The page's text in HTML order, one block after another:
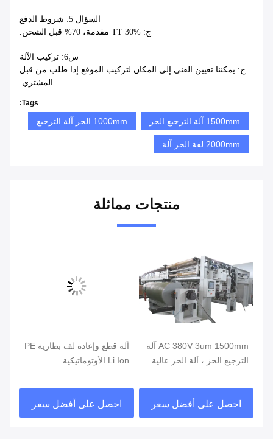
السؤال 5: شروط الدفع
ج: TT 30% مقدمة، 70% قبل الشحن.
س6: تركيب الآلة
ج: يمكننا تعيين الفني إلى المكان لتركيب الموقع إذا طلب من قبل
المشتري.
Tags:
1500mm آلة الترجيع الحز 1000mm الحز آلة الترجيع
2000mm لفة الحز آلة
منتجات مماثلة
AC 380V 3um 1500mm آلة
الترجيع الحز ، آلة الحز عالية
احصل على أفضل سعر
آلة قطع وإعادة لف بطارية PE
Li Ion الأوتوماتيكية
احصل على أفضل سعر